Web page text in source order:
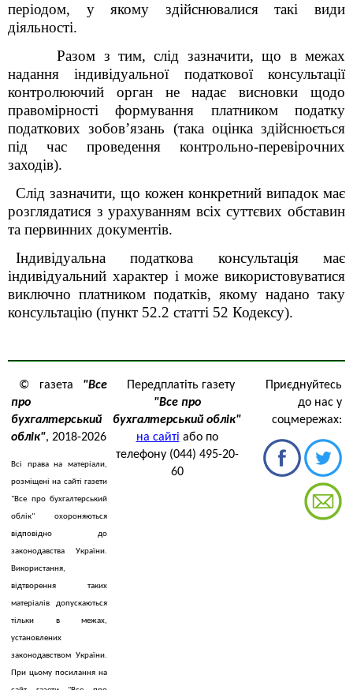
періодом, у якому здійснювалися такі види
діяльності.
Разом з тим, слід зазначити, що в межах
надання індивідуальної податкової консультації
контролюючий орган не надає висновки щодо
правомірності формування платником податку
податкових зобов’язань (така оцінка здійснюється
під час проведення контрольно-перевірочних
заходів).
Слід зазначити, що кожен конкретний випадок має
розглядатися з урахуванням всіх суттєвих обставин
та первинних документів.
Індивідуальна податкова консультація має
індивідуальний характер і може використовуватися
виключно платником податків, якому надано таку
консультацію (пункт 52.2 статті 52 Кодексу).
© газета "Все
про
бухгалтерський
облік", 2018-2026
Всі права на матеріали,
розміщені на сайті газети
"Все про бухгалтерський
облік" охороняються
відповідно до
законодавства України.
Використання,
відтворення таких
матеріалів допускаються
тільки в межах,
установлених
законодавством України.
При цьому посилання на
Передплатіть газету
"Все про
бухгалтерський облік"
на сайті або по
телефону (044) 495-20-
60
Приєднуйтесь
до нас у
соцмережах: